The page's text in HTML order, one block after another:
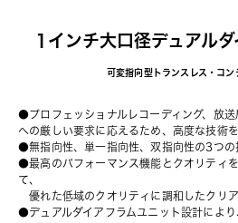
1インチ大口径デュアル
可変指向型トランスレス・コン
●プロフェッショナルレコーディング、放
への厳しい要求に応えるため、高度な技術を
●無指向性、単一指向性、双指向性の3つの
●最高のパフォーマンス機能とクオリティ
て、
優れた低域のクオリティに調和したクリア
●デュアルダイアフラムユニット設計によ